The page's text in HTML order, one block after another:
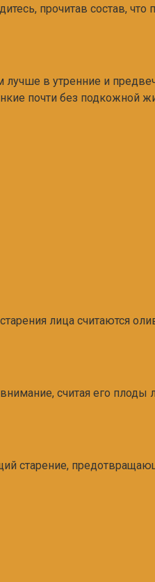
прочитав состав, что
в утренние и
почти без подкожной
лица считаются
считая его
старение,